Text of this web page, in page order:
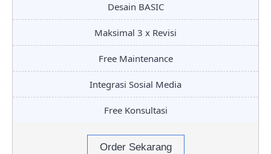
Desain BASIC
Maksimal 3 x Revisi
Free Maintenance
Integrasi Sosial Media
Free Konsultasi
Order Sekarang